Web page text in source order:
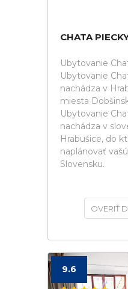
CHATA
Ubytovanie
Ubytovanie
nachádza v
miesta
Ubytovanie
nachádza v
Hrabušice, do
naplánovať
Slovensku.
OVERIŤ
9.6